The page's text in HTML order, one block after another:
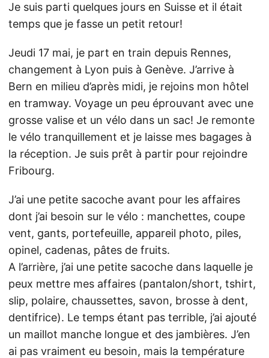
Je suis parti quelques jours en Suisse et il était
temps que je fasse un petit retour!
Jeudi 17 mai, je part en train depuis Rennes,
changement à Lyon puis à Genève. J’arrive à
Bern en milieu d’après midi, je rejoins mon hôtel
en tramway. Voyage un peu éprouvant avec une
grosse valise et un vélo dans un sac! Je remonte
le vélo tranquillement et je laisse mes bagages à
la réception. Je suis prêt à partir pour rejoindre
Fribourg.
J’ai une petite sacoche avant pour les affaires
dont j’ai besoin sur le vélo : manchettes, coupe
vent, gants, portefeuille, appareil photo, piles,
opinel, cadenas, pâtes de fruits.
A l’arrière, j’ai une petite sacoche dans laquelle je
peux mettre mes affaires (pantalon/short, tshirt,
slip, polaire, chaussettes, savon, brosse à dent,
dentifrice). Le temps étant pas terrible, j’ai ajouté
un maillot manche longue et des jambières. J’en
ai pas vraiment eu besoin, mais la température